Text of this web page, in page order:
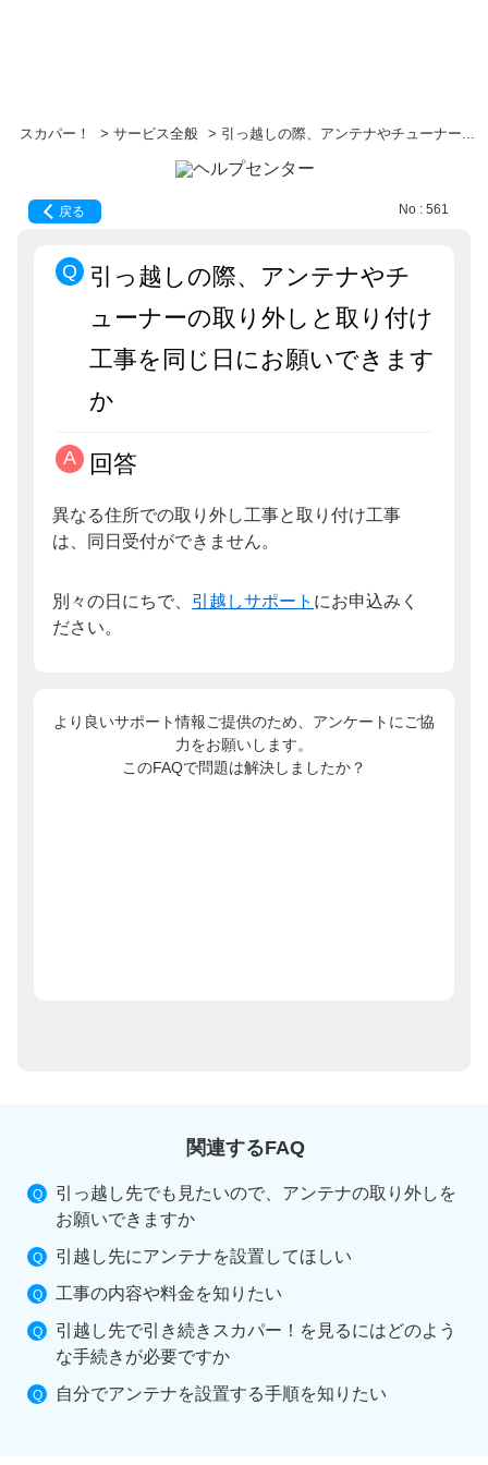
スカパー！ > サービス全般 > 引っ越しの際、アンテナやチューナー...
戻る No : 561
引っ越しの際、アンテナやチ
ューナーの取り外しと取り付け
工事を同じ日にお願いできます
か
回答
異なる住所での取り外し工事と取り付け工事
は、同日受付ができません。
別々の日にちで、 引越しサポート にお申込みく
ださい。
より良いサポート情報ご提供のため、アンケートにご協
力をお願いします。
このFAQで問題は解決しましたか？
関連するFAQ
引っ越し先でも見たいので、アンテナの取り外しを
お願いできますか
引越し先にアンテナを設置してほしい
工事の内容や料金を知りたい
引越し先で引き続きスカパー！を見るにはどのよう
な手続きが必要ですか
自分でアンテナを設置する手順を知りたい